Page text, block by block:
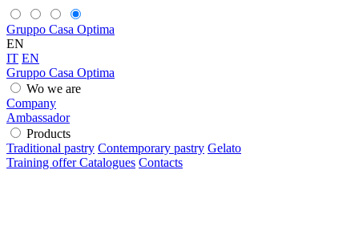
Gruppo Casa Optima
EN
IT EN
Gruppo Casa Optima
Wo we are
Company
Ambassador
Products
Traditional pastry Contemporary pastry Gelato
Training offerCatalogues Contacts